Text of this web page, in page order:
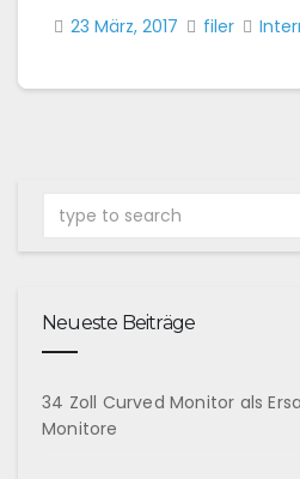
23 März, 2017 filer
Neueste Beiträge
34 Zoll Curved Monitor als
Monitore